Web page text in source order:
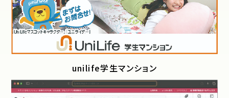
unilife学生マンション